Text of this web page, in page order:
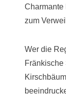
Charmante
zum
Wer die